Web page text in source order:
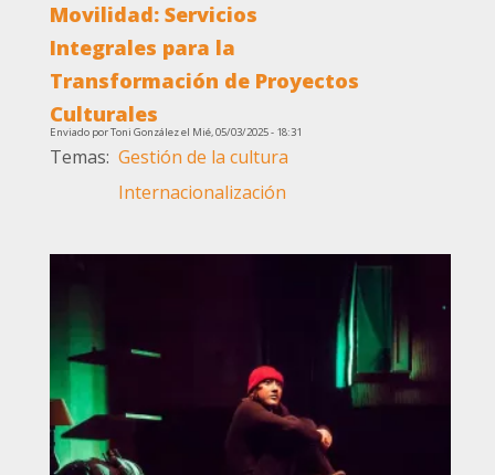
navegación
Movilidad: Servicios
Integrales para la
Transformación de Proyectos
Culturales
Enviado porToni Gonzálezel Mié, 05/03/2025 - 18:31
Temas Gestión de la cultura
Internacionalización